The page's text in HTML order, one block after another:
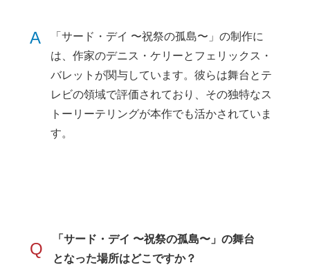
A
「サード・デイ 〜祝祭の孤島〜」の制作に
は、作家のデニス・ケリーとフェリックス・
バレットが関与しています。彼らは舞台とテ
レビの領域で評価されており、その独特なス
トーリーテリングが本作でも活かされていま
す。
Q
「サード・デイ 〜祝祭の孤島〜」の舞台
となった場所はどこですか？